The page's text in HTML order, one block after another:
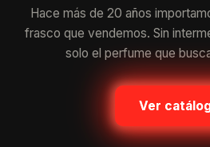
Hace más de 20 años
frasco que vendemos. Sin
solo el perfume que
Ver